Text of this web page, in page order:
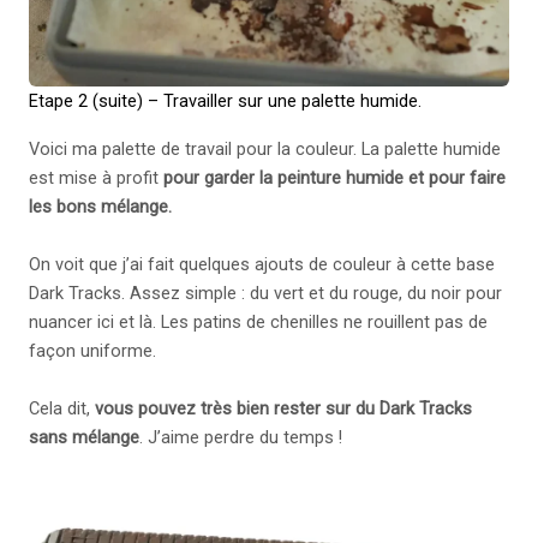
Etape 2 (suite) – Travailler sur une palette humide.
Voici ma palette de travail pour la couleur. La palette humide
est mise à profit pour garder la peinture humide et pour faire
les bons mélange.
On voit que j’ai fait quelques ajouts de couleur à cette base
Dark Tracks. Assez simple : du vert et du rouge, du noir pour
nuancer ici et là. Les patins de chenilles ne rouillent pas de
façon uniforme.
Cela dit, vous pouvez très bien rester sur du Dark Tracks
sans mélange . J’aime perdre du temps !